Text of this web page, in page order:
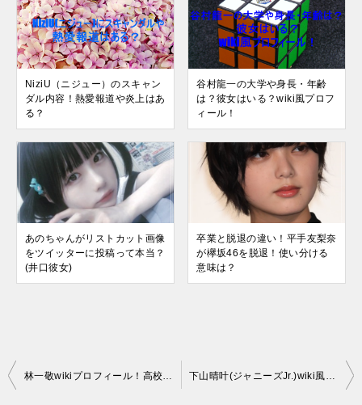
NiziU（ニジュー）のスキャン
ダル内容！熱愛報道や炎上はあ
る？
谷村龍一の大学や身長・年齢
は？彼女はいる？wiki風プロフ
ィール！
あのちゃんがリストカット画像
をツイッターに投稿って本当？
(井口彼女)
卒業と脱退の違い！平手友梨奈
が欅坂46を脱退！使い分ける
意味は？
投
林一敬wikiプロフィール！高校や年齢・身長・血液型や兄弟も調査！ 下山晴叶(ジャニーズJr.)wiki風プロフィール！高校や入所日も